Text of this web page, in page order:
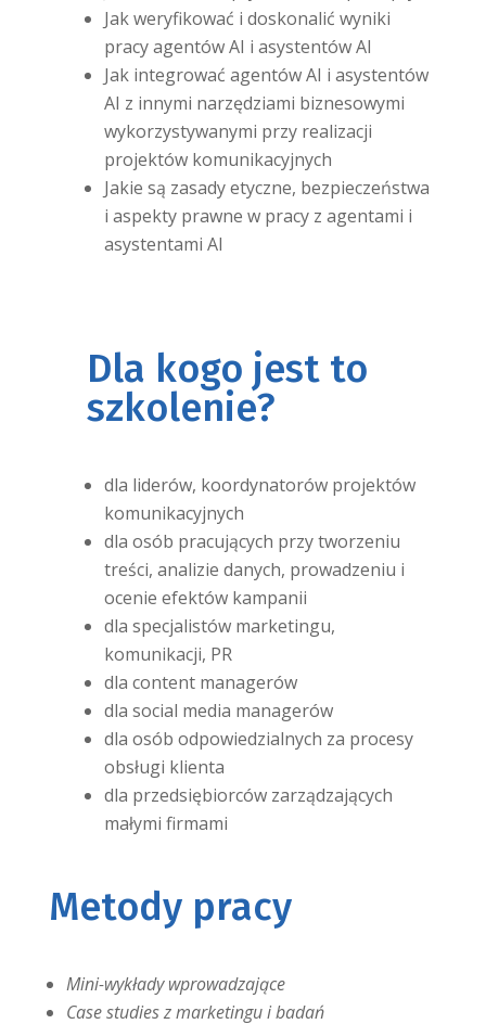
Jak weryfikować i doskonalić wyniki
pracy agentów AI i asystentów AI
Jak integrować agentów AI i asystentów
AI z innymi narzędziami biznesowymi
wykorzystywanymi przy realizacji
projektów komunikacyjnych
Jakie są zasady etyczne, bezpieczeństwa
i aspekty prawne w pracy z agentami i
asystentami AI
Dla kogo jest to
szkolenie?
dla liderów, koordynatorów projektów
komunikacyjnych
dla osób pracujących przy tworzeniu
treści, analizie danych, prowadzeniu i
ocenie efektów kampanii
dla specjalistów marketingu,
komunikacji, PR
dla content managerów
dla social media managerów
dla osób odpowiedzialnych za procesy
obsługi klienta
dla przedsiębiorców zarządzających
małymi firmami
Metody pracy
Mini-wykłady wprowadzające
Case studies z marketingu i badań